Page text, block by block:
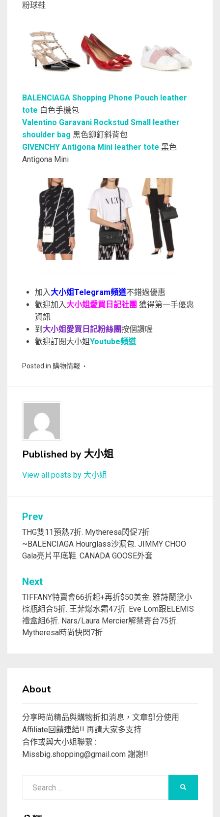
粉球鞋
BALENCIAGA Shopping Phone Pouch leather
tote 白色手機包
Valentino Garavani Rockstud Small leather
shoulder bag 黑色鉚釘斜背包
GIVENCHY Antigona Mini leather tote 黑色
Antigona Mini
加入大小姐Telegram頻道不錯過優惠
歡迎加入大小姐愛買日記社團 獲得第一手優惠
資訊
到 大小姐愛買日記粉絲團按個讚喔
歡迎訂閱大小姐Youtube頻道
Posted in 購物情報
Published by大小姐
View all posts by 大小姐
文
章
導
Prev
THG雙11預熱7折. Mytheresa閃促7折
~BALENCIAGA Hourglass沙漏包. JIMMY CHOO
Gala亮片平底鞋. CANADA GOOSE外套
Next
TIFFANY特賣會66折起+再折$50美金. 雅詩蘭黛小
棕瓶組合5折. 王菲爆水霜47折. Eve Lom跟ELEMIS
禮盒組6折. Nars/Laura Mercier解禁寄台75折.
Mytheresa時尚快閃7折
About
分享時尚精品與購物折扣消息，文章部分使用
Affiliate回饋連結!! 再請大家多支持
合作或與大小姐聯繫 :
Missbig.shopping@gmail.com 謝謝!!